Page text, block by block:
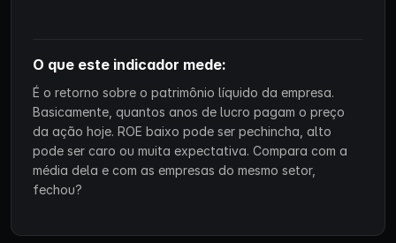
O que este indicador mede:
É o retorno sobre o patrimônio líquido da empresa.
Basicamente, quantos anos de lucro pagam o preço
da ação hoje. ROE baixo pode ser pechincha, alto
pode ser caro ou muita expectativa. Compara com a
média dela e com as empresas do mesmo setor,
fechou?